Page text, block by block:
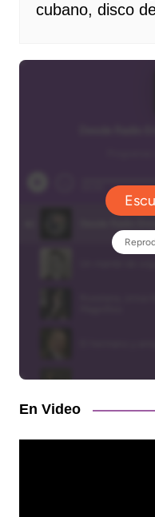
cubano, disco
En Video